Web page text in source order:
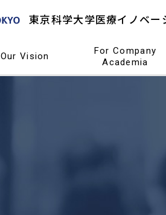
東京科学大学医療イノベー
Our Vision
For Company
Academia